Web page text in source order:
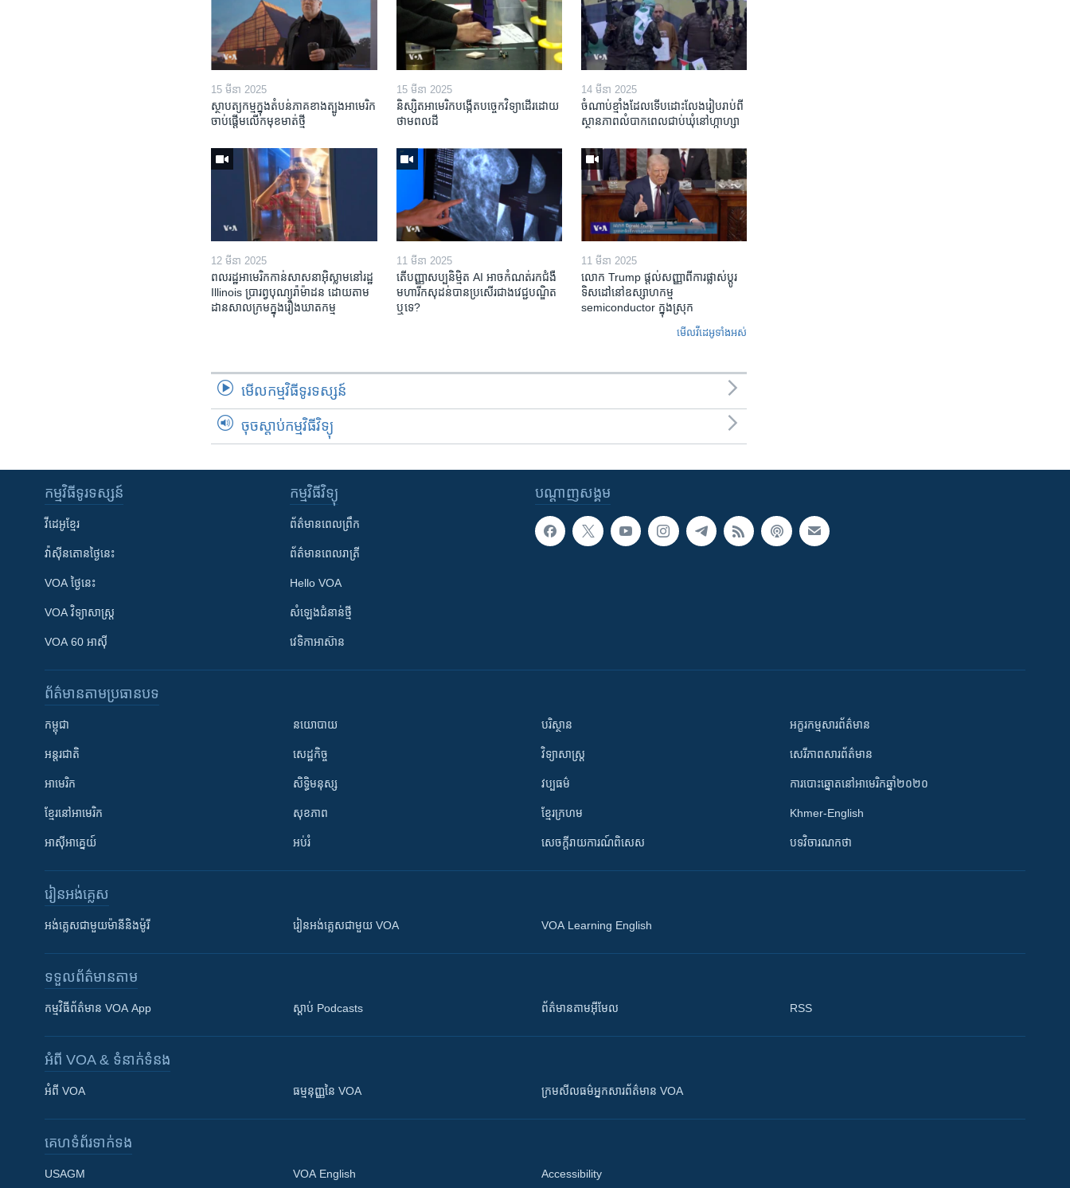
15 មីនា 2025
ស្ថាបត្យកម្ម​ក្នុង​តំបន់​ភាគ​ខាង​ត្បូង​អាមេរិក​
ចាប់ផ្តើម​លើក​មុខមាត់​ថ្មី
15 មីនា 2025
និស្សិត​អាមេរិក​បង្កើត​បច្ចេកវិទ្យា​ដើរ​ដោយ​
ថាមពល​ដី
14 មីនា 2025
ចំណាប់ខ្មាំង​ដែល​ទើប​ដោះលែង​រៀបរាប់​ពី​
ស្ថានភាព​​លំបាក​ពេល​ជាប់​ឃុំ​នៅ​ហ្កាហ្សា
12 មីនា 2025
ពលរដ្ឋអាមេរិក​កាន់សាសនា​អ៊ិស្លាម​នៅរដ្ឋ
Illinois ​ប្រារព្វបុណ្យរ៉ាម៉ាដន ​ដោយ​តាម​
ដាន​​សាលក្រមក្នុងរឿងឃាតកម្ម
11 មីនា 2025
តើ​បញ្ញាសប្បនិម្មិត​ AI អាច​កំណត់​រក​ជំងឺ
មហារីក​សុដន់​បាន​ប្រសើរ​ជាង​វេជ្ជបណ្ឌិត​
ឬ​ទេ?
11 មីនា 2025
លោក Trump ផ្តល់សញ្ញាពីការផ្លាស់ប្តូរ
ទិសដៅនៅឧស្សាហកម្ម
semiconductor ក្នុងស្រុក
មើល​វីដេអូ​ទាំង​អស់
មើល​កម្មវិធី​ទូរទស្សន៍
ចុចស្តាប់កម្មវិធីវិទ្យុ
បណ្តាញ​សង្គម
កម្មវិធី​ទូរទស្សន៍
វីដេអូ​ខ្មែរ
វ៉ាស៊ីនតោន​ថ្ងៃ​នេះ
VOA ថ្ងៃនេះ
VOA ​វិទ្យាសាស្ត្រ
VOA 60 អាស៊ី
កម្មវិធី​វិទ្យុ
ព័ត៌មាន​ពេល​ព្រឹក
ព័ត៌មាន​​ពេល​រាត្រី
Hello VOA
សំឡេង​ជំនាន់​ថ្មី
វេទិកា​អាស៊ាន
ព័ត៌មាន​តាមប្រធានបទ​
កម្ពុជា
អន្តរជាតិ
អាមេរិក
ខ្មែរ​នៅអាមេរិក
អាស៊ីអាគ្នេយ៍
នយោបាយ
សេដ្ឋកិច្ច
សិទ្ធិមនុស្ស
សុខភាព
អប់រំ
បរិស្ថាន
វិទ្យាសាស្រ្ត
វប្បធម៌
ខ្មែរក្រហម
សេចក្តីរាយការណ៍ពិសេស
អក្ខរកម្មសារព័ត៌មាន
សេរីភាពសារព័ត៌មាន
ការបោះឆ្នោតនៅអាមេរិកឆ្នាំ២០២០
Khmer-English
បទវិចារណកថា
រៀន​​អង់គ្លេស
អង់គ្លេស​ជាមួយ​ម៉ានី​និង​ម៉ូរី រៀន​​​​​​អង់គ្លេស​​ជាមួយ VOA VOA Learning English
ទទួល​ព័ត៌មាន​តាម
កម្មវិធី​ព័ត៌មាន VOA App ស្តាប់ Podcasts ព័ត៌មាន​តាម​អ៊ីមែល RSS
អំពី​ VOA & ទំនាក់ទំនង
អំពី​ VOA ធម្មនុញ្ញ​នៃ VOA ក្រម​​​សីលធម៌​​​អ្នក​​​សារព័ត៌មាន VOA
គេហទំព័រ​​ទាក់ទង
USAGM VOA English Accessibility